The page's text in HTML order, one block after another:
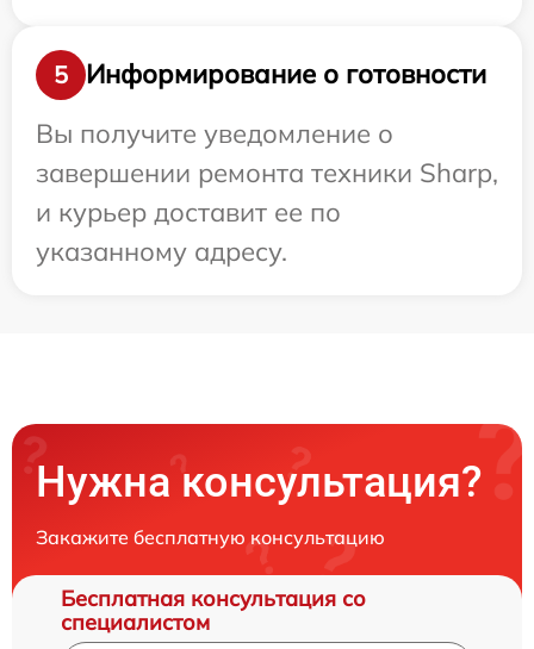
5
Информирование о готовности
Вы получите уведомление о
завершении ремонта техники Sharp,
и курьер доставит ее по
указанному адресу.
Нужна консультация?
Закажите бесплатную консультацию
Бесплатная консультация со
специалистом